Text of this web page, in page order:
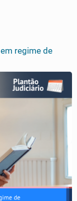
regime de